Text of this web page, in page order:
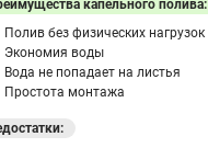
капельного полива:
Полив без физических нагрузок
Экономия воды
Вода не попадает на листья
Простота монтажа